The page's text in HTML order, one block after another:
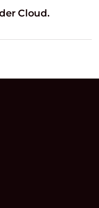
Cloud.